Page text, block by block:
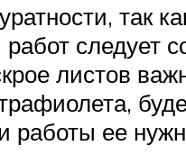
так
следует
листов
работы ее